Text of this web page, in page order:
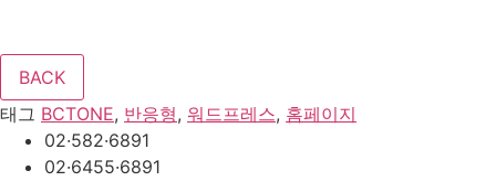
태그 BCTONE, 반응형, 워드프레스, 홈페이지
02·582·6891
02·6455·6891